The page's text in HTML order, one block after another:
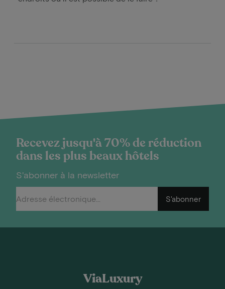
Recevez jusqu'à 70% de réduction
dans les plus beaux hôtels
S'abonner à la newsletter
S'abonner
ViaLuxury